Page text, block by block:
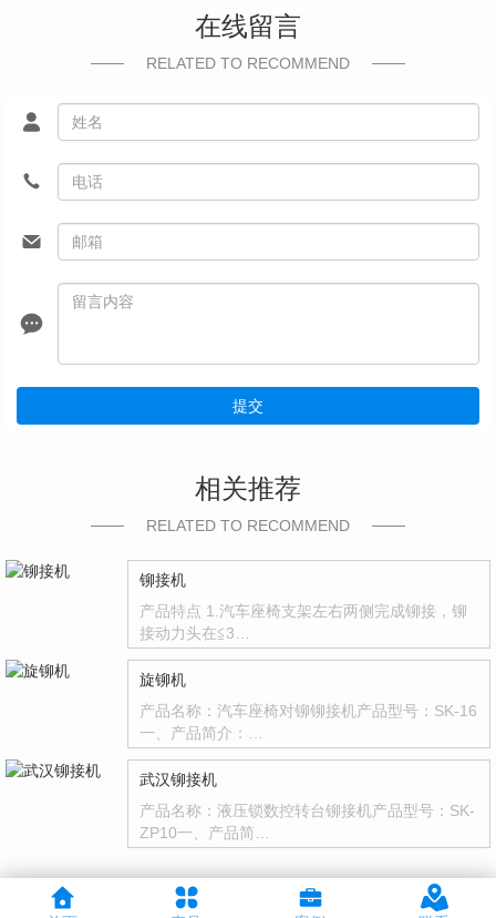
在线留言
RELATED TO RECOMMEND
提交
相关推荐
RELATED TO RECOMMEND
铆接机
产品特点 1.汽车座椅支架左右两侧完成铆接，铆
接动力头在≦3…
旋铆机
产品名称：汽车座椅对铆铆接机产品型号：SK-16
一、产品简介：…
武汉铆接机
产品名称：液压锁数控转台铆接机产品型号：SK-
ZP10一、产品简…